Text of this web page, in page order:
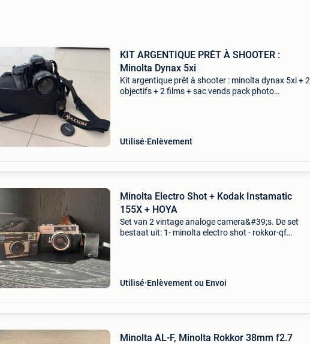
KIT ARGENTIQUE PRÊT À SHOOTER :
Minolta Dynax 5xi
Kit argentique prêt à shooter : minolta dynax 5xi + 2
objectifs + 2 films + sac vends pack photo
Utilisé Enlèvement
Minolta Electro Shot + Kodak Instamatic
155X + HOYA
Set van 2 vintage analoge camera&#39;s. De set
bestaat uit: 1- minolta electro shot - rokkor-qf
Utilisé Enlèvement ou Envoi
Minolta AL-F, Minolta Rokkor 38mm f2.7